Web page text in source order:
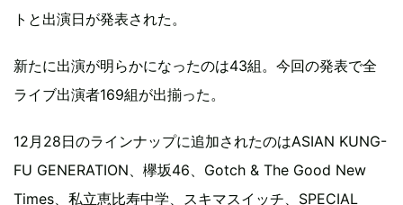
トと出演日が発表された。
新たに出演が明らかになったのは43組。今回の発表で全
ライブ出演者169組が出揃った。
12月28日のラインナップに追加されたのはASIAN KUNG-
FU GENERATION、欅坂46、Gotch & The Good New
Times、私立恵比寿中学、スキマスイッチ、SPECIAL